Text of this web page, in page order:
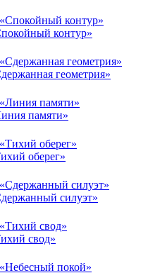
контур»
геометрия»
памяти»
оберег»
силуэт»
свод»